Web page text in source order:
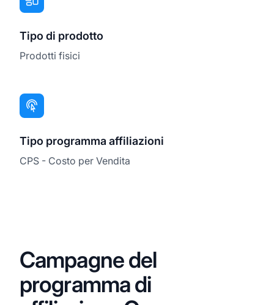
Tipo di prodotto
Prodotti fisici
Tipo programma affiliazioni
CPS - Costo per Vendita
Campagne del
programma di